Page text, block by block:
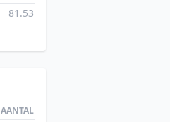
81.53
AANTAL